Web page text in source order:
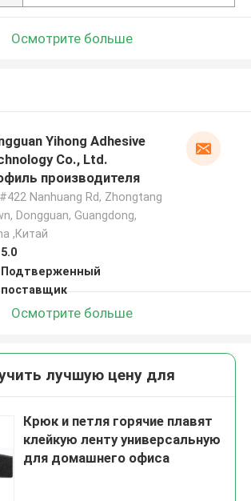
Осмотрите больше
Yihong Adhesive
Co., Ltd.
производителя
#422 Nanhuang Rd, Zhongtang
Dongguan, Guangdong,
,Китай
5.0
Подтверженный
поставщик
Осмотрите больше
лучшую цену для
Крюк и петля горячие плавят
клейкую ленту универсальную
для домашнего офиса